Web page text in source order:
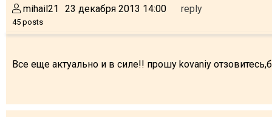
mihail21
45 posts
23 декабря 2013 14:00 reply
Все еще актуально и в силе!! прошу kovaniy